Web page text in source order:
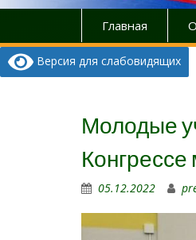
Главная
Версия для слабовидящих
Молодые
05.12.2022